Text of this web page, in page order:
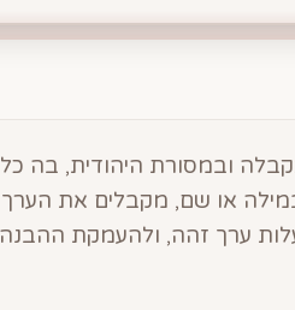
ובמסורת היהודית, בה
במילה או שם, מקבלים את
ערך זהה, ולהעמקת